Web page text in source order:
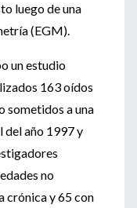
luego de una
(EGM).
un estudio
163 oídos
sometidos a una
año 1997 y
no
crónica y 65 con